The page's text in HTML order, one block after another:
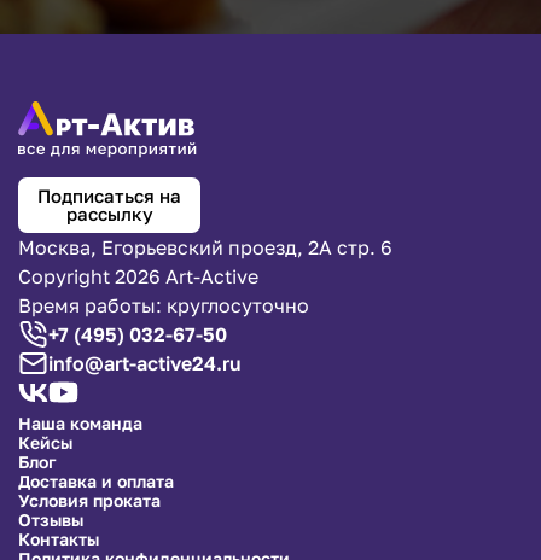
Подписаться на
рассылку
Москва, Егорьевский проезд, 2А стр. 6
Copyright 2026 Art-Active
Время работы: круглосуточно
+7 (495) 032-67-50
info@art-active24.ru
Наша команда
Кейсы
Блог
Доставка и оплата
Условия проката
Отзывы
Контакты